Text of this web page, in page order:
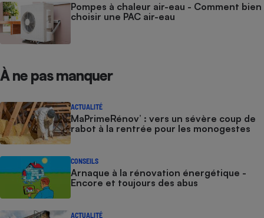
Pompes à chaleur air-eau - Comment bien
choisir une PAC air-eau
À ne pas manquer
ACTUALITÉ
MaPrimeRénov’ : vers un sévère coup de
rabot à la rentrée pour les monogestes
CONSEILS
Arnaque à la rénovation énergétique -
Encore et toujours des abus
ACTUALITÉ